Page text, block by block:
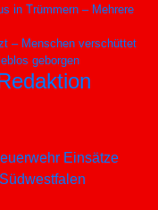
in Trümmern – Mehrere
– Menschen verschüttet
geborgen
Einsätze